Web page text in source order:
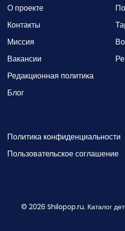
О проекте
Контакты
Миссия
Вакансии
Редакционная политика
Блог
Политика конфиденциальности
Пользовательское соглашение
© 2026 Shilopop.ru. Каталог